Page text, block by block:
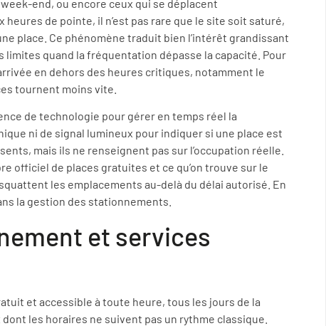
end, ou encore ceux qui se déplacent
de pointe, il n’est pas rare que le site soit saturé,
place. Ce phénomène traduit bien l’intérêt grandissant
limites quand la fréquentation dépasse la capacité. Pour
en dehors des heures critiques, notamment le
tournent moins vite.
de technologie pour gérer en temps réel la
ni de signal lumineux pour indiquer si une place est
mais ils ne renseignent pas sur l’occupation réelle.
officiel de places gratuites et ce qu’on trouve sur le
les emplacements au-delà du délai autorisé. En
la gestion des stationnements.
et services
et accessible à toute heure, tous les jours de la
les horaires ne suivent pas un rythme classique.